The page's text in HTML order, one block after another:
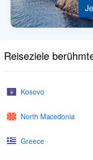
Reiseziele
Kosovo
North Macedonia
Greece